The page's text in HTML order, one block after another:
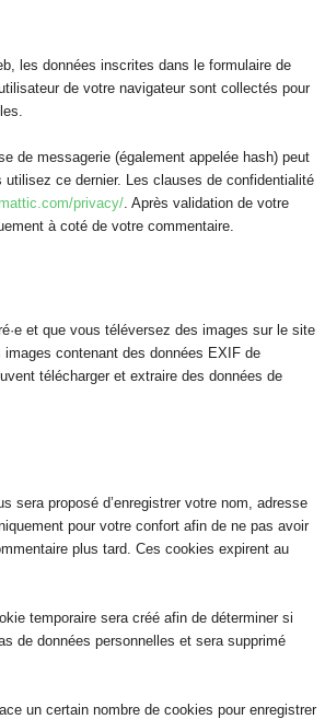
les données inscrites dans le formulaire de
de votre navigateur sont collectés pour
de messagerie (également appelée hash) peut
ce dernier. Les clauses de confidentialité
privacy/. Après validation de votre
à coté de votre commentaire.
et que vous téléversez des images sur le site
contenant des données EXIF de
télécharger et extraire des données de
sera proposé d’enregistrer votre nom, adresse
pour votre confort afin de ne pas avoir
plus tard. Ces cookies expirent au
temporaire sera créé afin de déterminer si
de données personnelles et sera supprimé
un certain nombre de cookies pour enregistrer